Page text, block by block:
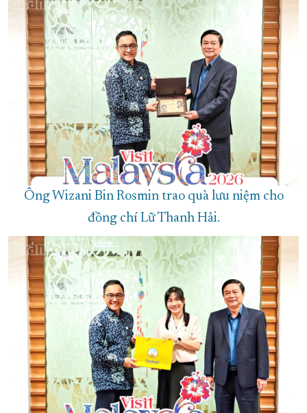
Ông Wizani Bin Rosmin trao quà lưu niệm cho
đồng chí Lữ Thanh Hải.